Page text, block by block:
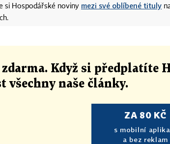
si Hospodářské noviny mezi své oblíbené tituly
zdarma. Když si předplatíte
všechny naše články.
ZA 80 KČ
s mobilní
a bez reklam